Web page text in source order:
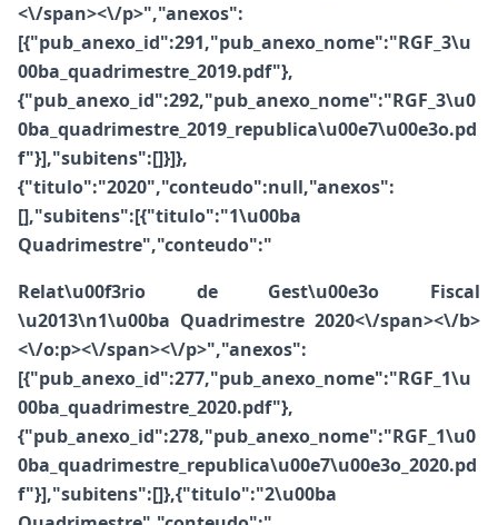
<\/span><\/p>","anexos":
[{"pub_anexo_id":291,"pub_anexo_nome":"RGF_3\u
00ba_quadrimestre_2019.pdf"},
{"pub_anexo_id":292,"pub_anexo_nome":"RGF_3\u0
0ba_quadrimestre_2019_republica\u00e7\u00e3o.pd
f"}],"subitens":[]}]},
{"titulo":"2020","conteudo":null,"anexos":
[],"subitens":[{"titulo":"1\u00ba
Quadrimestre","conteudo":"
Relat\u00f3rio de Gest\u00e3o Fiscal
\u2013\n1\u00ba Quadrimestre 2020<\/span><\/b>
<\/o:p><\/span><\/p>","anexos":
[{"pub_anexo_id":277,"pub_anexo_nome":"RGF_1\u
00ba_quadrimestre_2020.pdf"},
{"pub_anexo_id":278,"pub_anexo_nome":"RGF_1\u0
0ba_quadrimestre_republica\u00e7\u00e3o_2020.pd
f"}],"subitens":[]},{"titulo":"2\u00ba